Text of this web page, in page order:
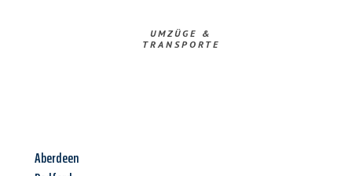
UMZÜGE &
TRANSPORTE
Aberdeen